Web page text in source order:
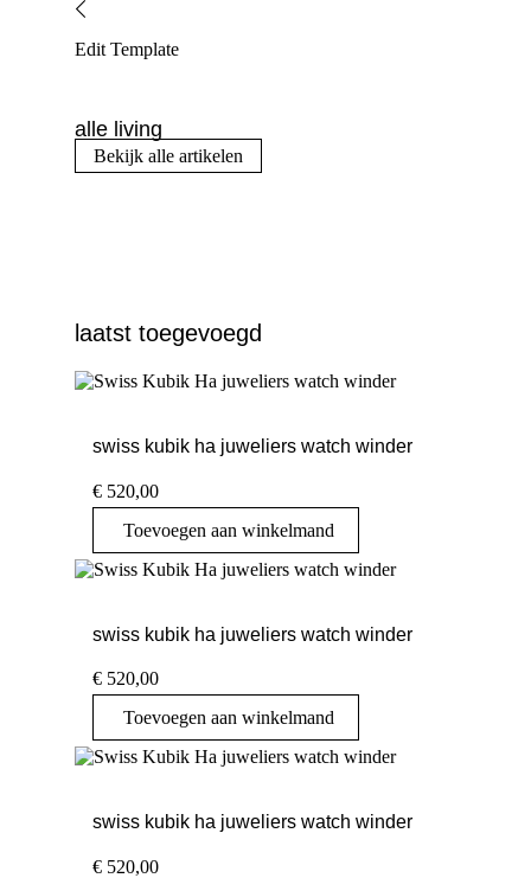
Edit Template
alle living
Bekijk alle artikelen
laatst toegevoegd
swiss kubik ha juweliers watch winder
€ 520,00
Toevoegen aan winkelmand
swiss kubik ha juweliers watch winder
€ 520,00
Toevoegen aan winkelmand
swiss kubik ha juweliers watch winder
€ 520,00